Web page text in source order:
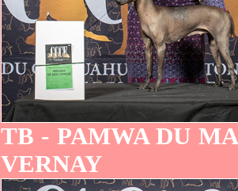
TB - PAMWA DU
VERNAY